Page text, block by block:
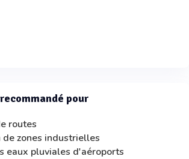
pour
routes
de zones industrielles
eaux pluviales d'aéroports